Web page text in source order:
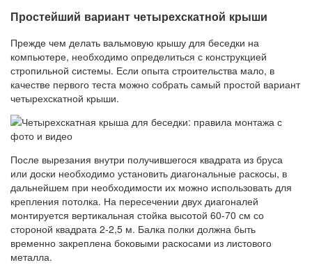
Простейший вариант четырехскатной крыши
Прежде чем делать вальмовую крышу для беседки на
компьютере, необходимо определиться с конструкцией
стропильной системы. Если опыта строительства мало, в
качестве первого теста можно собрать самый простой вариант
четырехскатной крыши.
После вырезания внутри получившегося квадрата из бруса
или доски необходимо установить диагональные раскосы, в
дальнейшем при необходимости их можно использовать для
крепления потолка. На пересечении двух диагоналей
монтируется вертикальная стойка высотой 60-70 см со
стороной квадрата 2-2,5 м. Балка полки должна быть
временно закреплена боковыми раскосами из листового
металла.